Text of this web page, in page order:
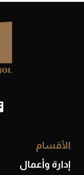
الأقسام
إدارة وأعمال